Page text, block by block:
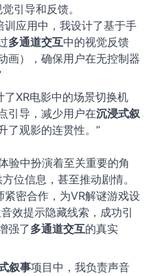
引导和反馈。
训应用中，我设计了基于手
多通道交互中的视觉反馈
画），确保用户在无控制器
了XR电影中的场景切换机
引导，减少用户在沉浸式叙
了观影的连贯性。”
验中扮演着至关重要的角
位信息，甚至推动剧情。
紧密合作，为VR解谜游戏设
效提示隐藏线索，成功引
强了多通道交互的真实
叙事项目中，我负责声音